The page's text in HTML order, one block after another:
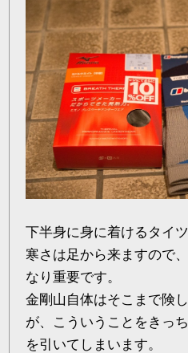
下半身に身に着けるタイ
寒さは足から来ますので
なり重要です。
金剛山自体はそこまで険
が、こういうことをきっ
を引いてしまいます。